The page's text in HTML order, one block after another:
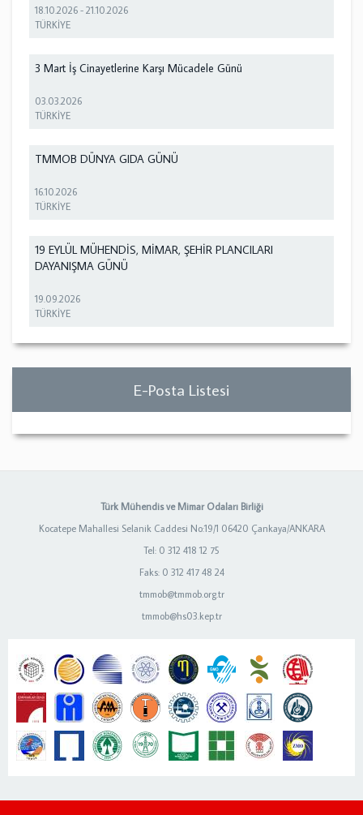
18.10.2026 -21.10.2026
TÜRKİYE
3 Mart İş Cinayetlerine Karşı Mücadele Günü
03.03.2026
TÜRKİYE
TMMOB DÜNYA GIDA GÜNÜ
16.10.2026
TÜRKİYE
19 EYLÜL MÜHENDİS, MİMAR, ŞEHİR PLANCILARI
DAYANIŞMA GÜNÜ
19.09.2026
TÜRKİYE
E-Posta Listesi
Türk Mühendis ve Mimar Odaları Birliği
Kocatepe Mahallesi Selanik Caddesi No:19/1 06420 Çankaya/ANKARA
Tel: 0 312 418 12 75
Faks: 0 312 417 48 24
tmmob@tmmob.org.tr
tmmob@hs03.kep.tr